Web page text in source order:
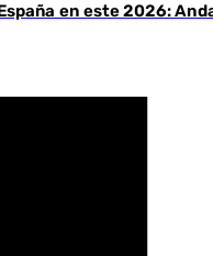
en este 2026: